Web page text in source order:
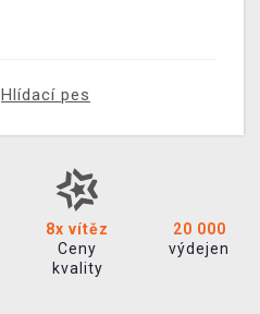
Hlídací pes
8x vítěz
Ceny
kvality
20 000
výdejen